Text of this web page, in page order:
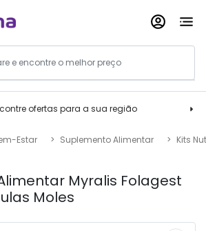
ofertas para a sua região
Estar Suplemento Alimentar
Kits
Myralis Folagest
Moles